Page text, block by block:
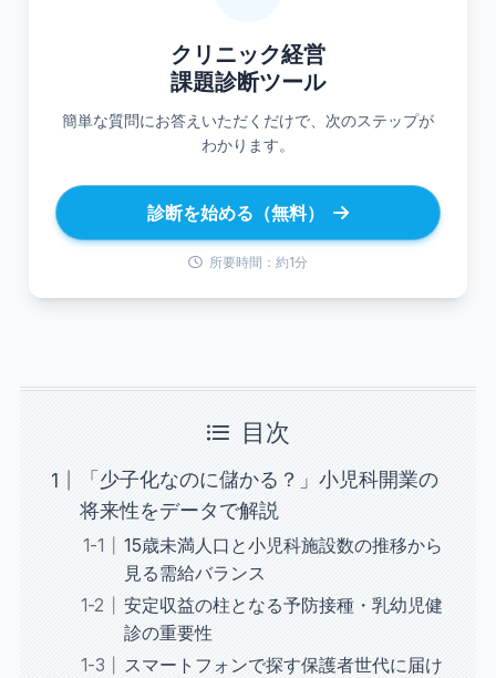
クリニック経営
課題診断ツール
簡単な質問にお答えいただくだけで、次のステップが
わかります。
診断を始める（無料）
所要時間：約1分
目次
「少子化なのに儲かる？」小児科開業の
将来性をデータで解説
15歳未満人口と小児科施設数の推移から
見る需給バランス
安定収益の柱となる予防接種・乳幼児健
診の重要性
スマートフォンで探す保護者世代に届け